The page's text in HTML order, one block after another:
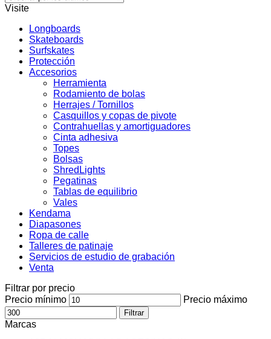
Visite
Longboards
Skateboards
Surfskates
Protección
Accesorios
Herramienta
Rodamiento de bolas
Herrajes / Tornillos
Casquillos y copas de pivote
Contrahuellas y amortiguadores
Cinta adhesiva
Topes
Bolsas
ShredLights
Pegatinas
Tablas de equilibrio
Vales
Kendama
Diapasones
Ropa de calle
Talleres de patinaje
Servicios de estudio de grabación
Venta
Filtrar por precio
Precio mínimo
Precio máximo
Filtrar
Marcas